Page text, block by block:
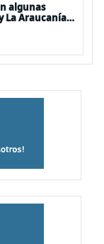
algunas
La Araucanía